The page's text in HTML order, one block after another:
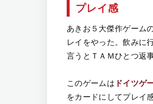
プレイ感
あきお５大傑作ゲーム
レイをやった。飲みに
言うとＴＡＭひとつ返
このゲームは ドイツゲ
をカードにしてプレイ